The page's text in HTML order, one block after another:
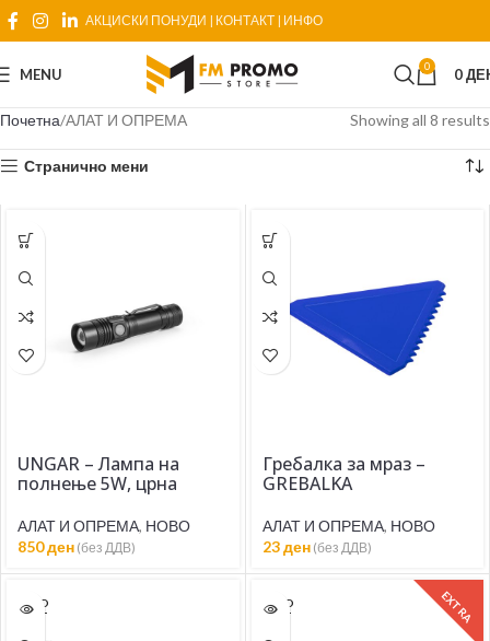
АКЦИСКИ ПОНУДИ | КОНТАКТ| ИНФО
MENU 0 0
Почетна АЛАТ И ОПРЕМА Showing all 8 results
Странично мени
UNGAR – Лампа на
полнење 5W, црна
АЛАТ И ОПРЕМА, НОВО
850ден (без ДДВ)
Гребалка за мраз –
GREBALKA
АЛАТ И ОПРЕМА, НОВО
23ден(без ДДВ)
SOLD
OUT
SOLD
OUT
EXTRA